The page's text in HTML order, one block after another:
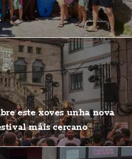
este xoves unha nova
máis cercano